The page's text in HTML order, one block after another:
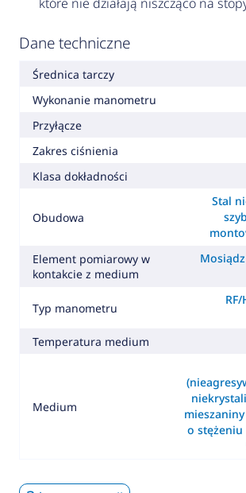
Dane techniczne
Średnica tarczy
Wykonanie manometru
Przyłącze
Zakres ciśnienia
Klasa dokładności
Obudowa
Stal
Element pomiarowy w
kontakcie z medium
Typ manometru
Temperatura medium
Medium
o stężeniu